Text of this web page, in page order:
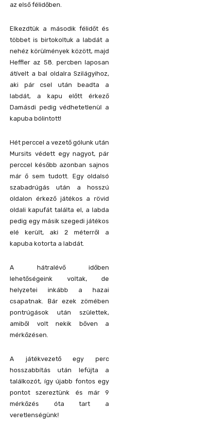
az első félidőben.
Elkezdtük a második félidőt és
többet is birtokoltuk a labdát a
nehéz körülmények között, majd
Heffler az 58. percben laposan
átívelt a bal oldalra Szilágyihoz,
aki pár csel után beadta a
labdát, a kapu előtt érkező
Damásdi pedig védhetetlenül a
kapuba bólintott!
Hét perccel a vezető gólunk után
Mursits védett egy nagyot, pár
perccel később azonban sajnos
már ő sem tudott. Egy oldalsó
szabadrúgás után a hosszú
oldalon érkező játékos a rövid
oldali kapufát találta el, a labda
pedig egy másik szegedi játékos
elé került, aki 2 méterről a
kapuba kotorta a labdát.
A hátralévő időben
lehetőségeink voltak, de
helyzetei inkább a hazai
csapatnak. Bár ezek zömében
pontrúgások után születtek,
amiből volt nekik bőven a
mérkőzésen.
A játékvezető egy perc
hosszabbítás után lefújta a
találkozót, így újabb fontos egy
pontot szereztünk és már 9
mérkőzés óta tart a
veretlenségünk!